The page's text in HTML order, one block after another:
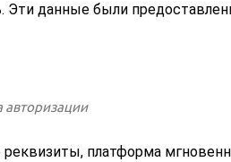
Эти данные были
платформа